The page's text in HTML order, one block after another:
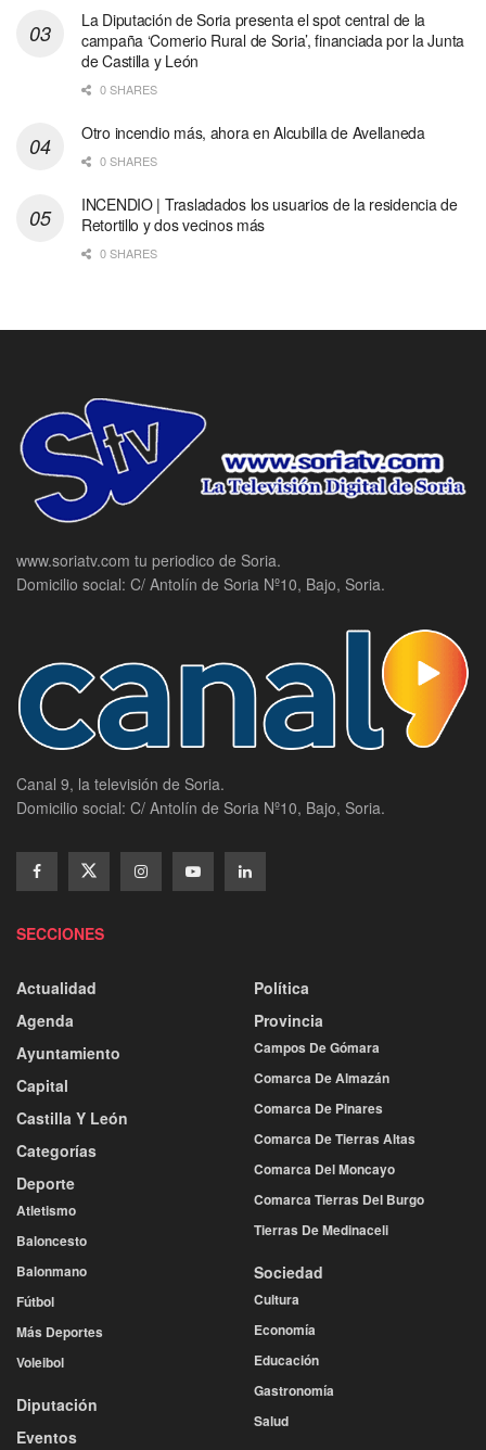
La Diputación de Soria presenta el spot central de la
campaña ‘Comerio Rural de Soria’, financiada por la Junta
de Castilla y León
0 SHARES
Otro incendio más, ahora en Alcubilla de Avellaneda
0 SHARES
INCENDIO | Trasladados los usuarios de la residencia de
Retortillo y dos vecinos más
0 SHARES
www.soriatv.com tu periodico de Soria.
Domicilio social: C/ Antolín de Soria Nº10, Bajo, Soria.
Canal 9, la televisión de Soria.
Domicilio social: C/ Antolín de Soria Nº10, Bajo, Soria.
SECCIONES
Actualidad
Agenda
Ayuntamiento
Capital
Castilla Y León
Categorías
Deporte
Atletismo
Baloncesto
Balonmano
Fútbol
Más Deportes
Voleibol
Diputación
Eventos
Política
Provincia
Campos De Gómara
Comarca De Almazán
Comarca De Pinares
Comarca De Tierras Altas
Comarca Del Moncayo
Comarca Tierras Del Burgo
Tierras De Medinaceli
Sociedad
Cultura
Economía
Educación
Gastronomía
Salud